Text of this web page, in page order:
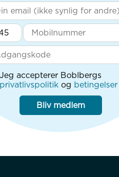
Jeg accepterer Boblbergs
privatlivspolitik og betingelser
Bliv medlem